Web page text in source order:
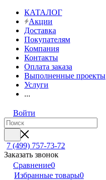
КАТАЛОГ
Акции
Доставка
Покупателям
Компания
Контакты
Оплата заказа
Выполненные проекты
Услуги
...
Войти
7 (499) 757-73-72
Заказать звонок
Сравнение0
Избранные товары0